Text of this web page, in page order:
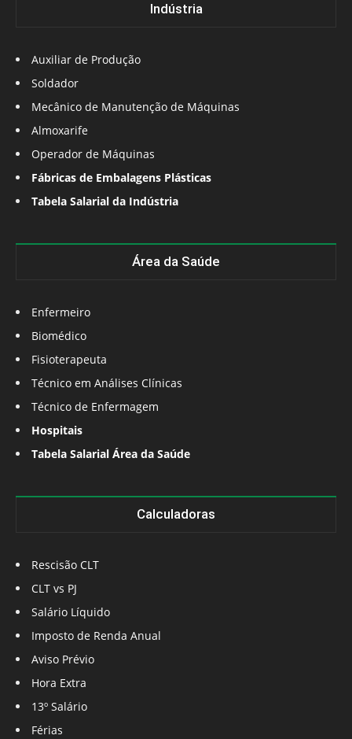
Indústria
Auxiliar de Produção
Soldador
Mecânico de Manutenção de Máquinas
Almoxarife
Operador de Máquinas
Fábricas de Embalagens Plásticas
Tabela Salarial da Indústria
Área da Saúde
Enfermeiro
Biomédico
Fisioterapeuta
Técnico em Análises Clínicas
Técnico de Enfermagem
Hospitais
Tabela Salarial Área da Saúde
Calculadoras
Rescisão CLT
CLT vs PJ
Salário Líquido
Imposto de Renda Anual
Aviso Prévio
Hora Extra
13º Salário
Férias